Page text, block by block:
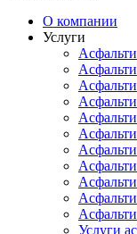
О компании
Услуги
Услуги